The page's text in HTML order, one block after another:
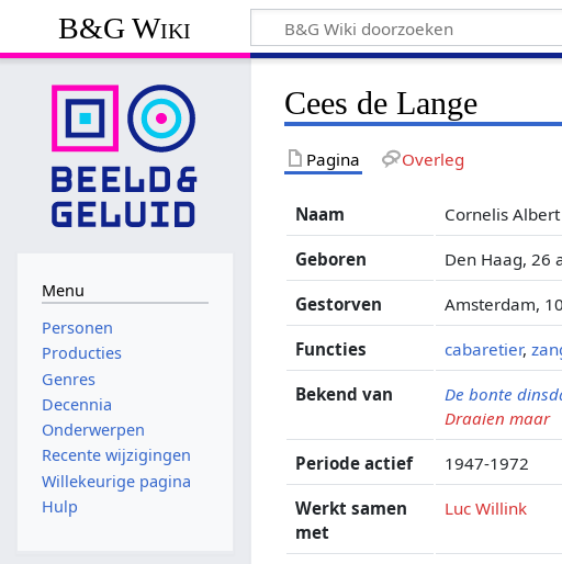
B&G Wiki
Cees de Lange
Pagina Overleg
Naam Cornelis
Geboren Den Haag, 26
Gestorven Amsterdam,
Functies cabaretier,
Bekend van De bonte
Draaien maar
Periode actief 1947-1972
Werkt samen
met
Luc Willink
Menu
Personen
Producties
Genres
Decennia
Onderwerpen
Recente wijzigingen
Willekeurige pagina
Hulp